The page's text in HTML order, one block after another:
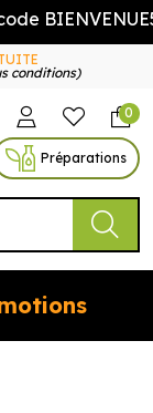
conditions)
la Pharmacie
0
Préparations